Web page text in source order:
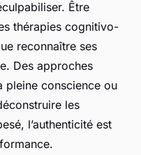
Être
thérapies cognitivo-
reconnaître ses
Des approches
pleine conscience ou
les
l’authenticité est